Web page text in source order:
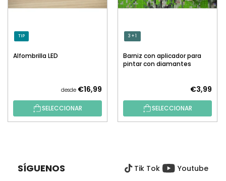
TIP
Alfombrilla LED
desde €16,99
SELECCIONAR
3 + 1
Barniz con aplicador para
pintar con diamantes
€3,99
SELECCIONAR
SÍGUENOS Tik Tok Youtube